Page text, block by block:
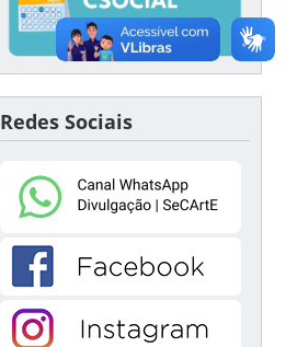
Redes Sociais